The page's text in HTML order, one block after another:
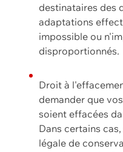
destinataires des
adaptations
impossible ou
disproportionnés.
Droit à
demander que
soient effacées
Dans certains
légale de